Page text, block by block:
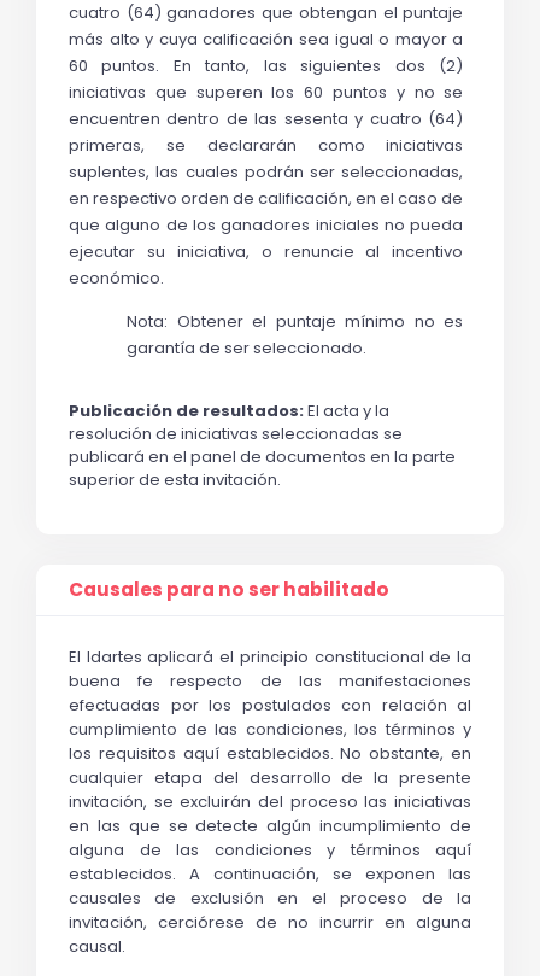
cuatro (64) ganadores que obtengan el puntaje
más alto y cuya calificación sea igual o mayor a
60 puntos. En tanto, las siguientes dos (2)
iniciativas que superen los 60 puntos y no se
encuentren dentro de las sesenta y cuatro (64)
primeras, se declararán como iniciativas
suplentes, las cuales podrán ser seleccionadas,
en respectivo orden de calificación, en el caso de
que alguno de los ganadores iniciales no pueda
ejecutar su iniciativa, o renuncie al incentivo
económico.
Nota: Obtener el puntaje mínimo no es
garantía de ser seleccionado.
Publicación de resultados: El acta y la
resolución de iniciativas seleccionadas se
publicará en el panel de documentos en la parte
superior de esta invitación.
Causales para no ser habilitado
El Idartes aplicará el principio constitucional de la
buena fe respecto de las manifestaciones
efectuadas por los postulados con relación al
cumplimiento de las condiciones, los términos y
los requisitos aquí establecidos. No obstante, en
cualquier etapa del desarrollo de la presente
invitación, se excluirán del proceso las iniciativas
en las que se detecte algún incumplimiento de
alguna de las condiciones y términos aquí
establecidos. A continuación, se exponen las
causales de exclusión en el proceso de la
invitación, cerciórese de no incurrir en alguna
causal.